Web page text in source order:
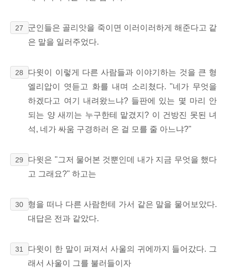
27
군인들은 골리앗을 죽이면 이러이러하게 해준다고 같
은 말을 일러주었다.
28
다윗이 이렇게 다른 사람들과 이야기하는 것을 큰 형
엘리압이 엿듣고 화를 내며 소리쳤다. "네가 무엇을
하겠다고 여기 내려왔느냐? 들판에 있는 몇 마리 안
되는 양 새끼는 누구한테 맡겼지? 이 건방진 못된 녀
석, 네가 싸움 구경하러 온 걸 모를 줄 아느냐?"
29
다윗은 "그저 물어본 것뿐인데 내가 지금 무엇을 했다
고 그래요?" 하고는
30
형을 떠나 다른 사람한테 가서 같은 말을 물어보았다.
대답은 전과 같았다.
31
다윗이 한 말이 퍼져서 사울의 귀에까지 들어갔다. 그
래서 사울이 그를 불러들이자